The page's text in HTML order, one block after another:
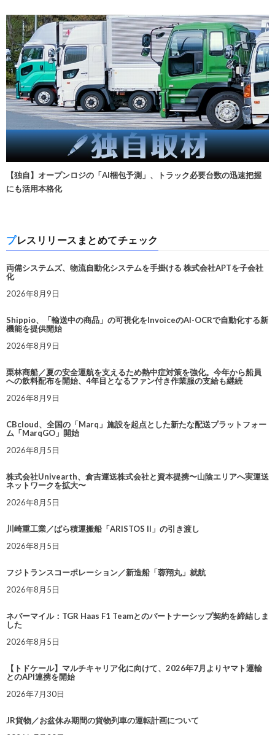
【独自】オープンロジの「AI梱包予測」、トラック必要台数の迅速把握
にも活用本格化
プレスリリースまとめてチェック
両備システムズ、物流自動化システムを手掛ける 株式会社APTを子会社
化
2026年8月9日
Shippio、「輸送中の商品」の可視化をInvoiceのAI-OCRで自動化する新
機能を提供開始
2026年8月9日
栗林商船／夏の安全運航を支えるため熱中症対策を強化。今年から船員
への飲料配布を開始、4年目となるファン付き作業服の支給も継続
2026年8月9日
CBcloud、全国の「Marq」施設を起点とした新たな配送プラットフォー
ム「MarqGO」開始
2026年8月5日
株式会社Univearth、倉吉運送株式会社と資本提携〜山陰エリアへ実運送
ネットワークを拡大〜
2026年8月5日
川崎重工業／ばら積運搬船「ARISTOS II」の引き渡し
2026年8月5日
フジトランスコーポレーション／新造船「蓉翔丸」就航
2026年8月5日
ネバーマイル：TGR Haas F1 Teamとのパートナーシップ契約を締結しま
した
2026年8月5日
【トドケール】マルチキャリア化に向けて、2026年7月よりヤマト運輸
とのAPI連携を開始
2026年7月30日
JR貨物／お盆休み期間の貨物列車の運転計画について